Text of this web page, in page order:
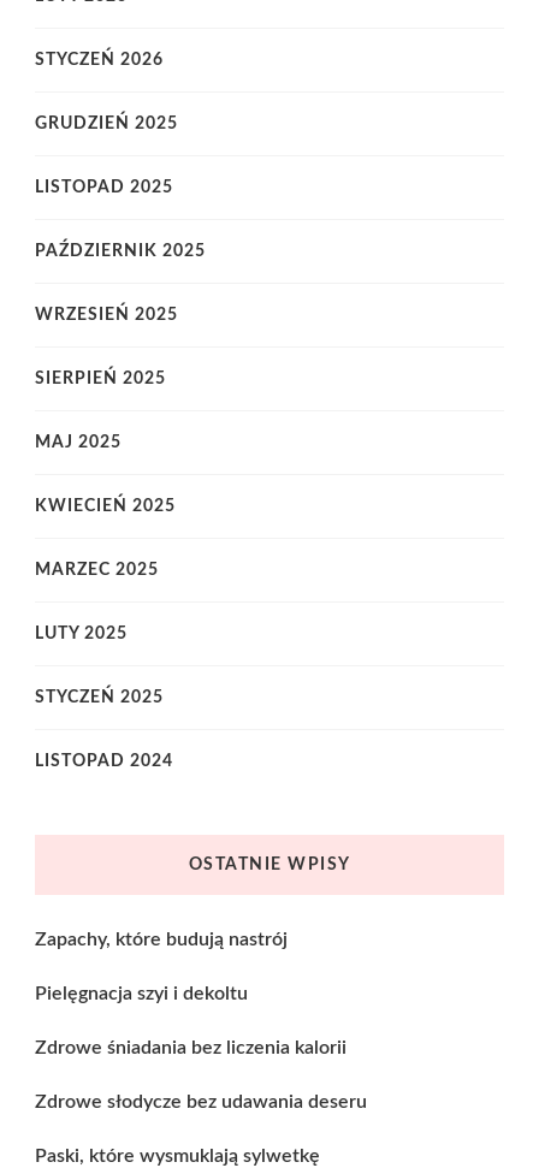
STYCZEŃ 2026
GRUDZIEŃ 2025
LISTOPAD 2025
PAŹDZIERNIK 2025
WRZESIEŃ 2025
SIERPIEŃ 2025
MAJ 2025
KWIECIEŃ 2025
MARZEC 2025
LUTY 2025
STYCZEŃ 2025
LISTOPAD 2024
OSTATNIE WPISY
Zapachy, które budują nastrój
Pielęgnacja szyi i dekoltu
Zdrowe śniadania bez liczenia kalorii
Zdrowe słodycze bez udawania deseru
Paski, które wysmuklają sylwetkę